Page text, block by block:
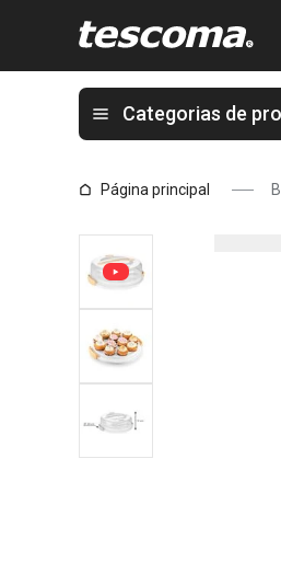
Categorias de
Página principal